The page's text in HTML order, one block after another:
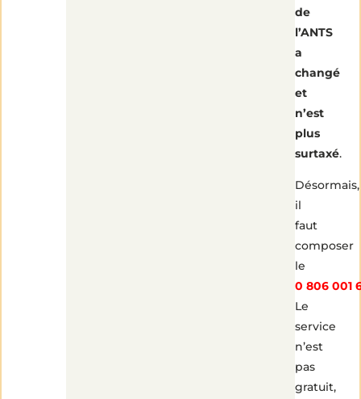
de
l’ANTS
a
changé
et
n’est
plus
surtaxé.
Désormais,
il
faut
composer
le
0 806 001
Le
service
n’est
pas
gratuit,